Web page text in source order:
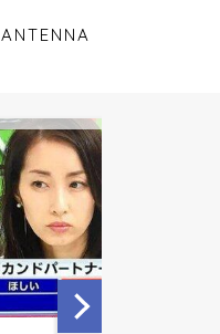
ANTENNA